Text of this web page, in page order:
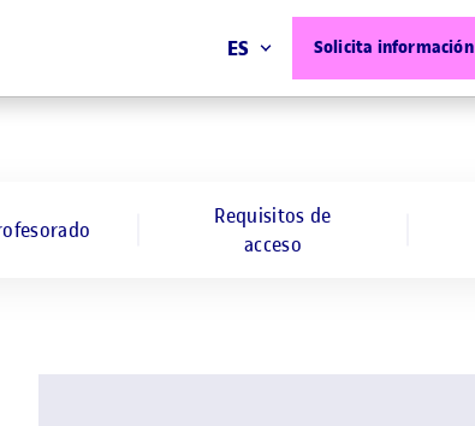
Solicita información
ES
Requisitos de
acceso